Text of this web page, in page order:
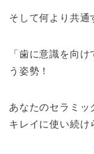
そして何より共
「歯に意識を向
う姿勢！
あなたのセラミッ
キレイに使い続け